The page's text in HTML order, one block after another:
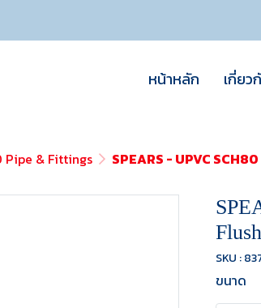
หน้าหลัก เกี่ยว
Pipe & Fittings SPEARS - UPVC
SKU :
ขนาด